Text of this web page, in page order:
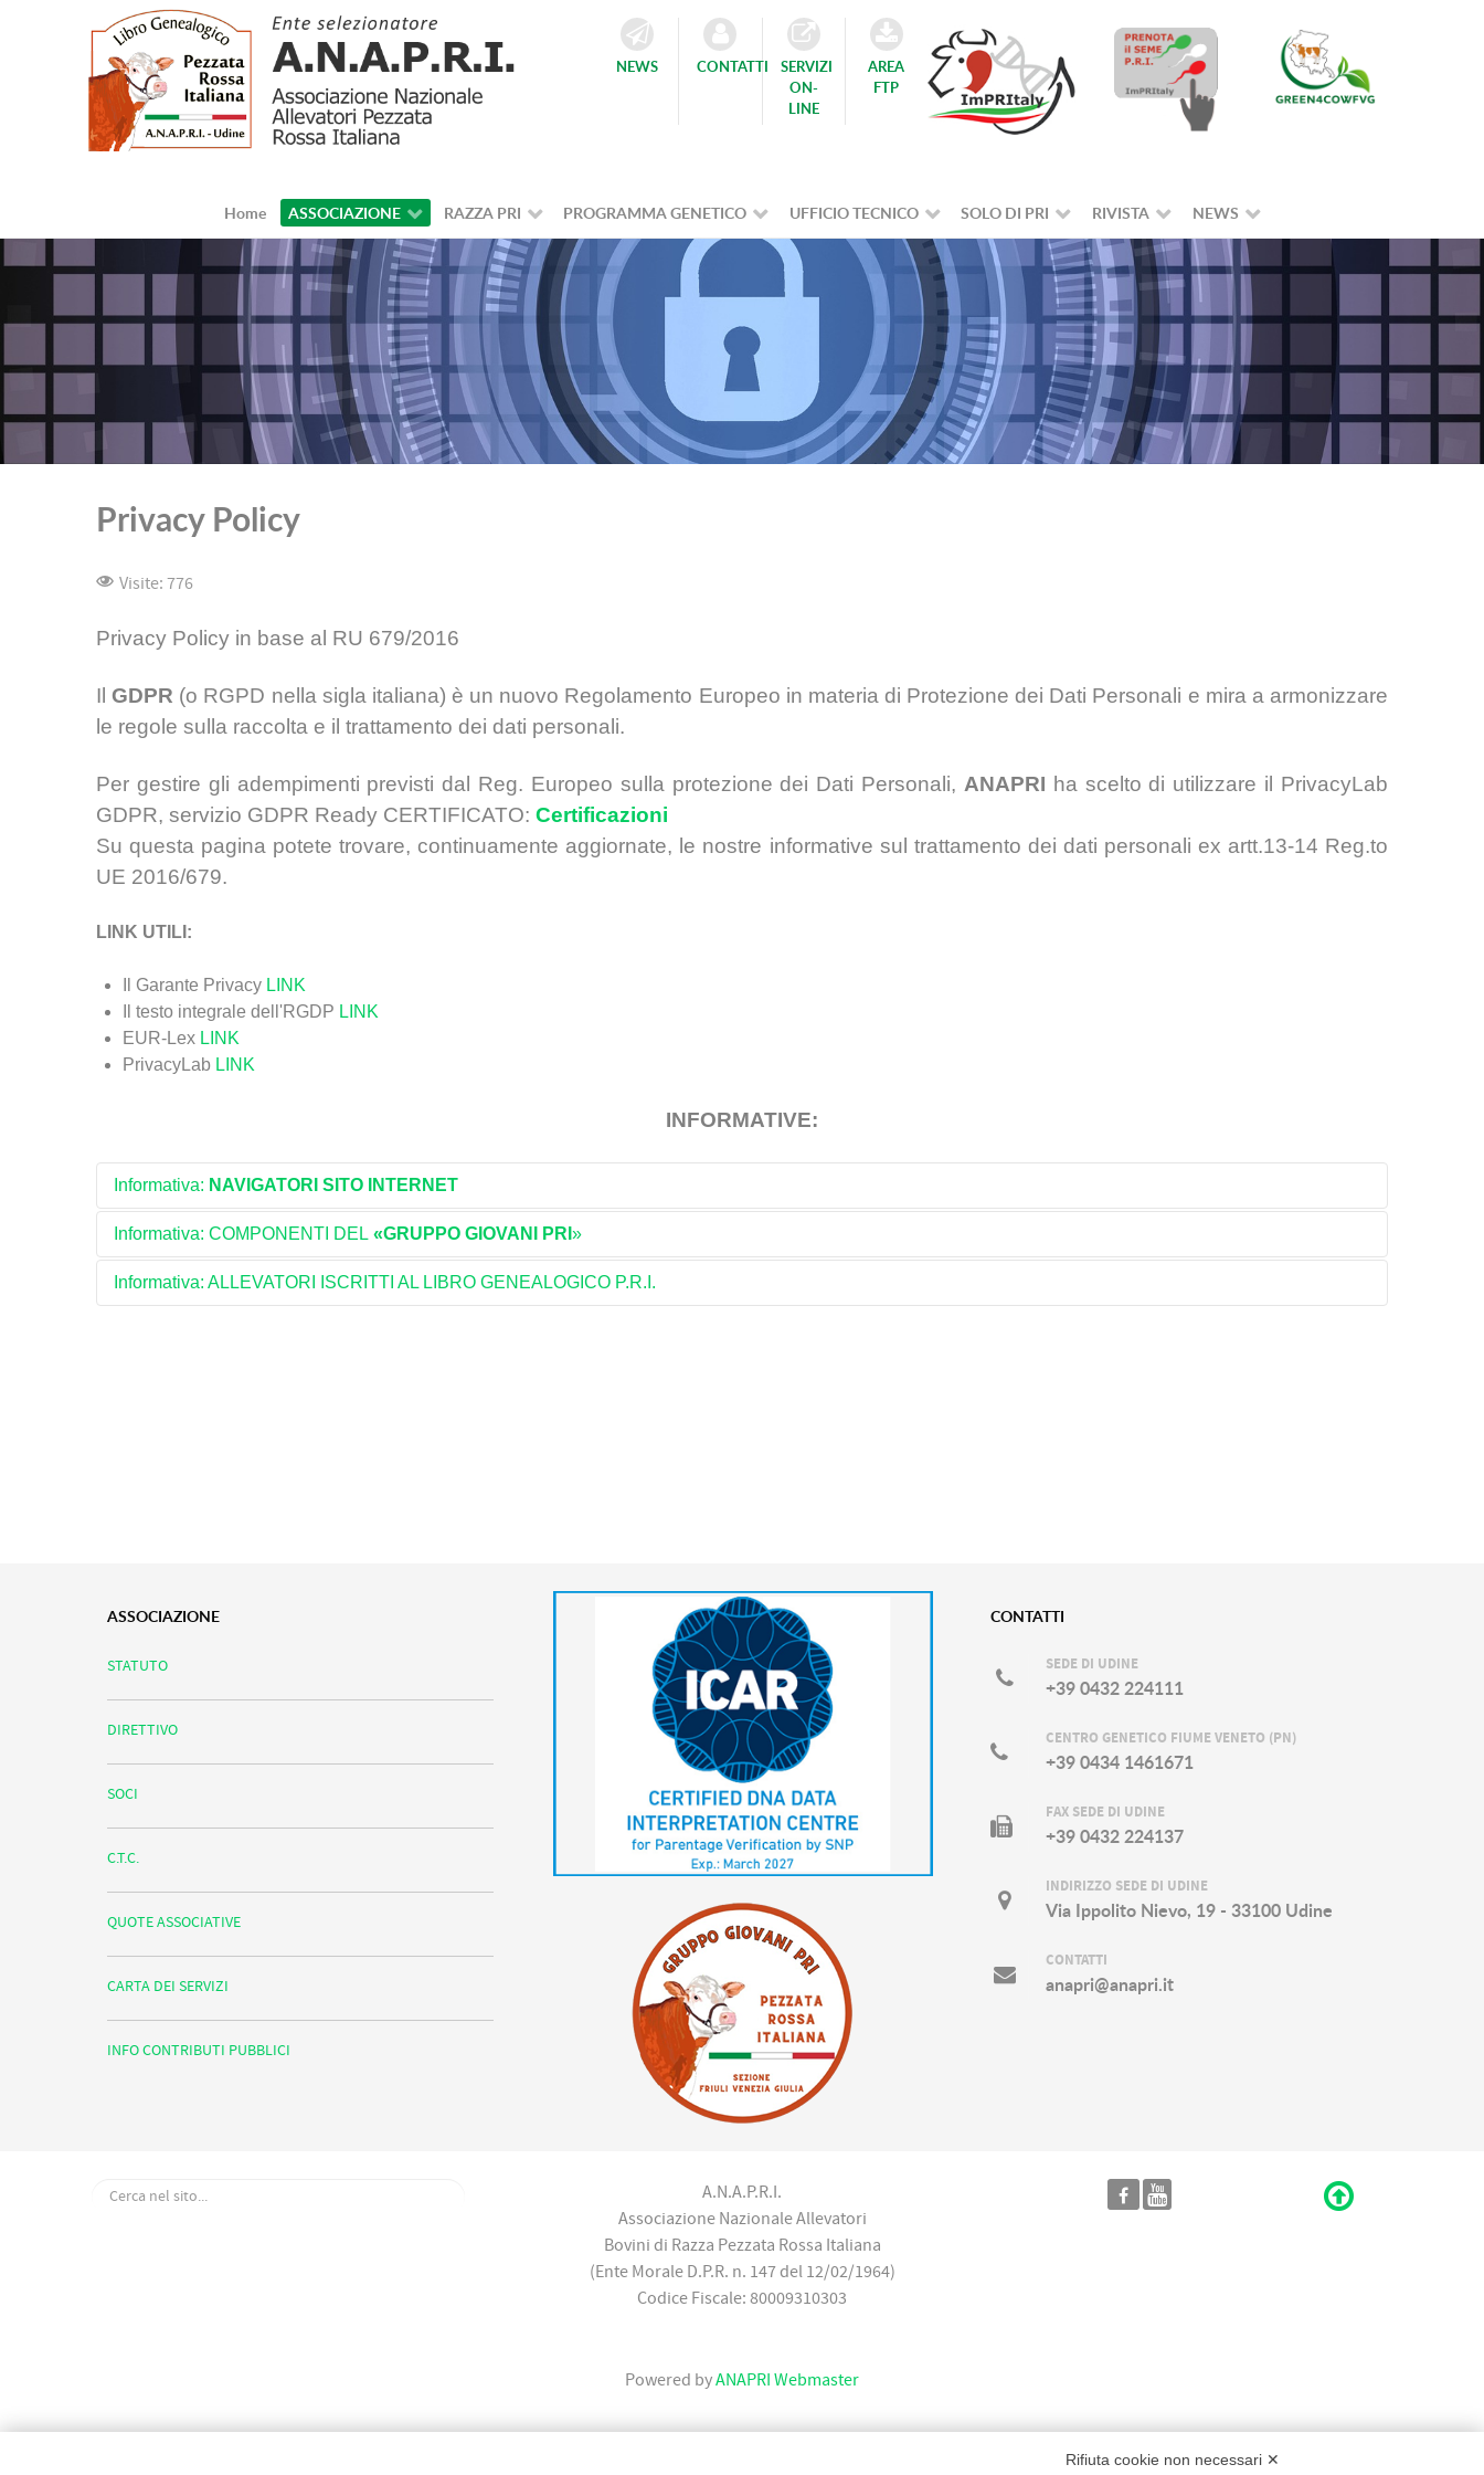
NEWS CONTATTI
SERVIZI
ON-
LINE
AREA
FTP
Home ASSOCIAZIONE RAZZA PRI PROGRAMMA GENETICO UFFICIO TECNICO SOLO DI PRI RIVISTA NEWS
Privacy Policy
Visite: 776
Privacy Policy in base al RU 679/2016
IlGDPR (o RGPD nella sigla italiana) è un nuovo Regolamento Europeo in materia di Protezione dei Dati Personali e mira a armonizzare
le regole sulla raccolta e il trattamento dei dati personali.
Per gestire gli adempimenti previsti dal Reg. Europeo sulla protezione dei Dati Personali, ANAPRI ha scelto di utilizzare il PrivacyLab
GDPR, servizio GDPR Ready CERTIFICATO: Certificazioni
Su questa pagina potete trovare, continuamente aggiornate, le nostre informative sul trattamento dei dati personali ex artt.13-14 Reg.to
UE 2016/679.
LINK UTILI:
Il Garante Privacy LINK
Il testo integrale dell'RGDP LINK
EUR-Lex LINK
PrivacyLab LINK
INFORMATIVE:
Informativa: NAVIGATORI SITO INTERNET
Informativa: COMPONENTI DEL «GRUPPO GIOVANI PRI »
Informativa: ALLEVATORI ISCRITTI AL LIBRO GENEALOGICO P.R.I.
ASSOCIAZIONE
STATUTO
DIRETTIVO
SOCI
C.T.C.
QUOTE ASSOCIATIVE
CARTA DEI SERVIZI
INFO CONTRIBUTI PUBBLICI
CONTATTI
SEDE DI UDINE
+39 0432 224111
CENTRO GENETICO FIUME VENETO (PN)
+39 0434 1461671
FAX SEDE DI UDINE
+39 0432 224137
INDIRIZZO SEDE DI UDINE
Via Ippolito Nievo, 19 - 33100 Udine
CONTATTI
anapri@anapri.it
A.N.A.P.R.I.
Associazione Nazionale Allevatori
Bovini di Razza Pezzata Rossa Italiana
(Ente Morale D.P.R. n. 147 del 12/02/1964)
Codice Fiscale: 80009310303
Powered byANAPRI Webmaster
Rifiuta cookie non necessari ✕